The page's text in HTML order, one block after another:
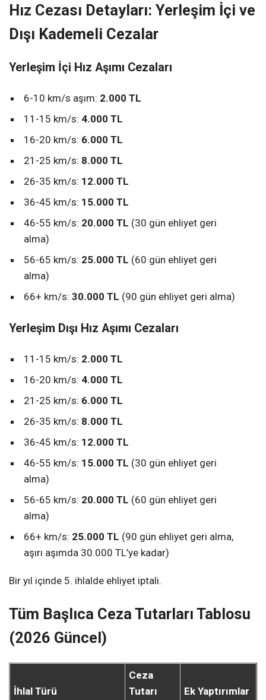
Hız Cezası Detayları: Yerleşim İçi ve
Dışı Kademeli Cezalar
Yerleşim İçi Hız Aşımı Cezaları
6-10 km/s aşım: 2.000 TL
11-15 km/s: 4.000 TL
16-20 km/s: 6.000 TL
21-25 km/s: 8.000 TL
26-35 km/s: 12.000 TL
36-45 km/s: 15.000 TL
46-55 km/s: 20.000 TL (30 gün ehliyet geri
alma)
56-65 km/s: 25.000 TL (60 gün ehliyet geri
alma)
66+ km/s: 30.000 TL (90 gün ehliyet geri alma)
Yerleşim Dışı Hız Aşımı Cezaları
11-15 km/s: 2.000 TL
16-20 km/s: 4.000 TL
21-25 km/s: 6.000 TL
26-35 km/s: 8.000 TL
36-45 km/s: 12.000 TL
46-55 km/s: 15.000 TL (30 gün ehliyet geri
alma)
56-65 km/s: 20.000 TL (60 gün ehliyet geri
alma)
66+ km/s: 25.000 TL (90 gün ehliyet geri alma,
aşırı aşımda 30.000 TL’ye kadar)
Bir yıl içinde 5. ihlalde ehliyet iptali.
Tüm Başlıca Ceza Tutarları Tablosu
(2026 Güncel)
İhlal Türü
Ceza
Tutarı
Ek Yaptırımlar